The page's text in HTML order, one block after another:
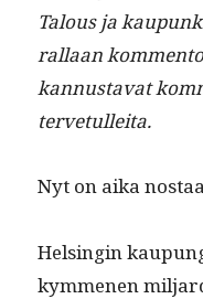
Talous ja
ral­laan
kan­nus­ta­vat
tervetulleita.
Nyt on aika
Helsin­gin
kymme­nen